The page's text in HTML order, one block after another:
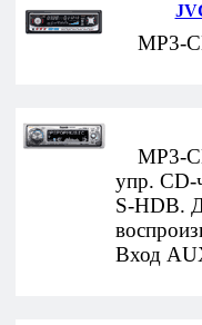
MP3-
MP3-
упр. CD-
S-HDB.
Вход